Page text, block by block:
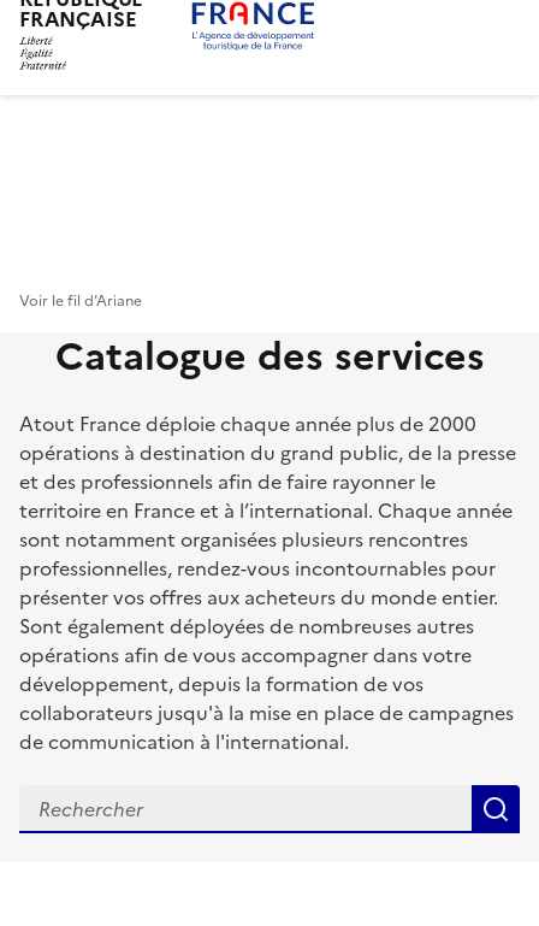
FRANÇAISE
Voir le fil d’Ariane
Catalogue des services
Atout France déploie chaque année plus de 2000
opérations à destination du grand public, de la presse
et des professionnels afin de faire rayonner le
territoire en France et à l’international. Chaque année
sont notamment organisées plusieurs rencontres
professionnelles, rendez-vous incontournables pour
présenter vos offres aux acheteurs du monde entier.
Sont également déployées de nombreuses autres
opérations afin de vous accompagner dans votre
développement, depuis la formation de vos
collaborateurs jusqu'à la mise en place de campagnes
de communication à l'international.